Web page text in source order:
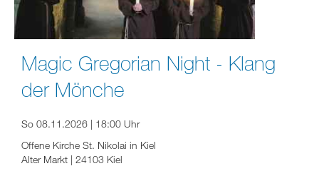
Magic Gregorian Night - Klang
der Mönche
So 08.11.2026 | 18:00 Uhr
Offene Kirche St. Nikolai in Kiel
Alter Markt | 24103 Kiel